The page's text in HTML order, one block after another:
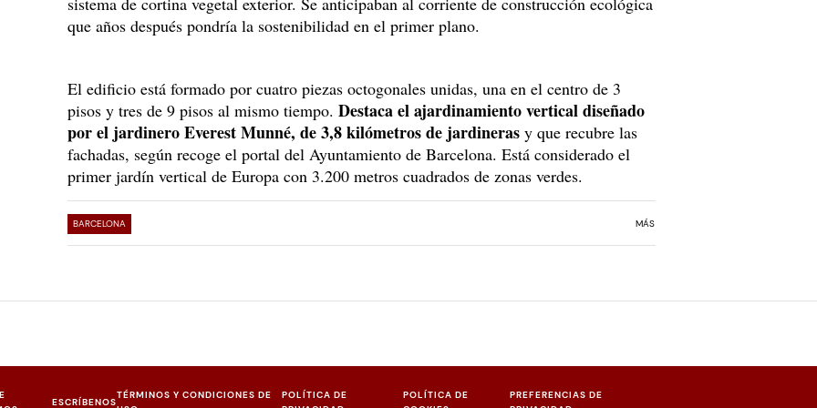
que años después pondría la sostenibilidad en el primer plano.
El edificio está formado por cuatro piezas octogonales unidas, una en el centro de 3
pisos y tres de 9 pisos al mismo tiempo. Destaca el ajardinamiento vertical diseñado
por el jardinero Everest Munné, de 3,8 kilómetros de jardineras y que recubre las
fachadas, según recoge el portal del Ayuntamiento de Barcelona. Está considerado el
primer jardín vertical de Europa con 3.200 metros cuadrados de zonas verdes.
BARCELONA MÁS
ESCRÍBENOS
TÉRMINOS Y CONDICIONES DE
POLÍTICA DE
POLÍTICA DE
PREFERENCIAS DE